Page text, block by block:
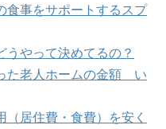
食事をサポートするスプ
やって決めてるの？
た老人ホームの金額 い
居住費・食費）を安く